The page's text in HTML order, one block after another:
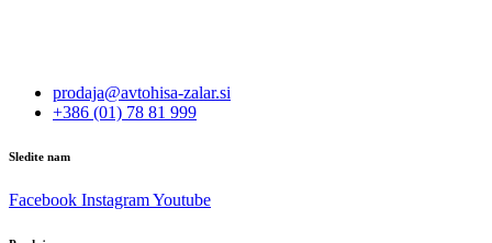
prodaja@avtohisa-zalar.si
+386 (01) 78 81 999
Sledite nam
Facebook InstagramYoutube